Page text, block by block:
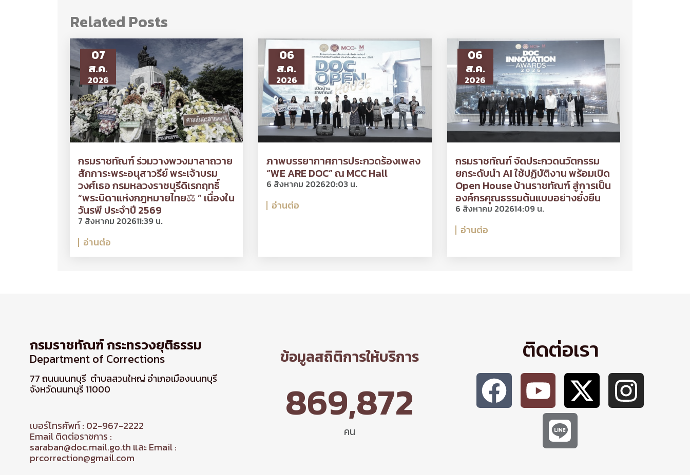
Related Posts
07
ส.ค.
2026
กรมราชทัณฑ์ ร่วมวางพวงมาลาถวาย
สักการะพระอนุสาวรีย์ พระเจ้าบรม
วงศ์เธอ กรมหลวงราชบุรีดิเรกฤทธิ์
“พระบิดาแห่งกฎหมายไทย⚖ ” เนื่องใน
วันรพี ประจำปี 2569
7 สิงหาคม 202611:39 น.
อ่านต่อ
06
ส.ค.
2026
ภาพบรรยากาศการประกวดร้องเพลง
“WE ARE DOC” ณ MCC Hall
6 สิงหาคม 202620:03 น.
อ่านต่อ
06
ส.ค.
2026
กรมราชทัณฑ์ จัดประกวดนวัตกรรม
ยกระดับนำ AI ใช้ปฏิบัติงาน พร้อมเปิด
Open House บ้านราชทัณฑ์ สู่การเป็น
องค์กรคุณธรรมต้นแบบอย่างยั่งยืน
6 สิงหาคม 202614:09 น.
อ่านต่อ
กรมราชทัณฑ์ กระทรวงยุติธรรม
Department of Corrections
77 ถนนนนทบุรี ตำบลสวนใหญ่ อำเภอเมืองนนทบุรี
จังหวัดนนทบุรี 11000
เบอร์โทรศัพท์ : 02-967-2222
Email ติดต่อราชการ :
saraban@doc.mail.go.th และ Email :
prcorrection@gmail.com
ข้อมูลสถิติการให้บริการ
คน
869,872
ติดต่อเรา